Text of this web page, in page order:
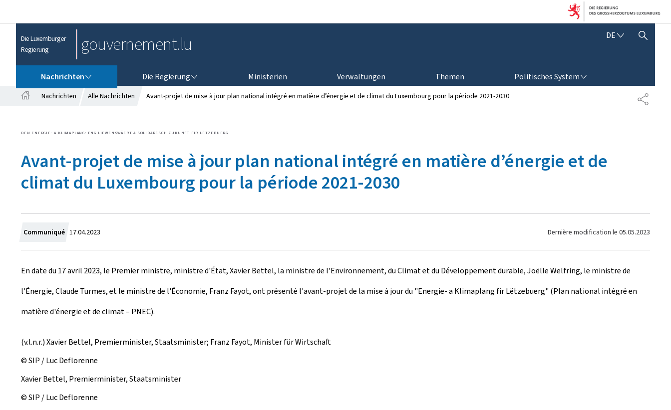
Die Luxemburger
Regierung
gouvernement.lu DED
C
SUCHFLED ANZEIGEN / SCHLIESSEN
Nachrichten Die Regierung Ministerien Verwaltungen Themen Politisches System
P
A
r
s
e
t
Nachrichten Alle Nachrichten Avant-projet de mise à jour plan national intégré en matière d’énergie et de climat du Luxembourg pour la période 2021-2030
Avant-projet de mise à jour plan national intégré en matière d’énergie et de
climat du Luxembourg pour la période 2021-2030
DEN ENERGIE- A KLIMAPLANG: ENG LIEWENSWÄERT A SOLIDARESCH ZUKUNFT FIR LËTZEBUERG
Communiqué Z
u
m
17.04.2023 Dernière modification le 05.05.2023
En date du 17 avril 2023, le Premier ministre, ministre d'État, Xavier Bettel, la ministre de l'Environnement, du Climat et du Développement durable, Joëlle Welfring, le ministre de
l'Énergie, Claude Turmes, et le ministre de l'Économie, Franz Fayot, ont présenté l'avant-projet de la mise à jour du "Energie- a Klimaplang fir Lëtzebuerg" (Plan national intégré en
matière d'énergie et de climat – PNEC).
(v.l.n.r.) Xavier Bettel, Premierminister, Staatsminister; Franz Fayot, Minister für Wirtschaft
© SIP / Luc Deflorenne
Xavier Bettel, Premierminister, Staatsminister
© SIP / Luc Deflorenne